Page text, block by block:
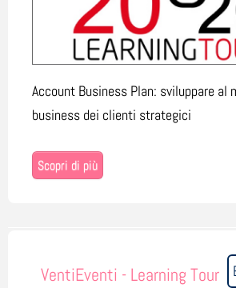
Account Business Plan: sviluppare al
business dei clienti strategici
Scopri di più
VentiEventi - Learning Tour